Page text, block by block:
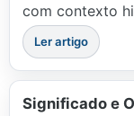
com contexto
Ler artigo
Significado e